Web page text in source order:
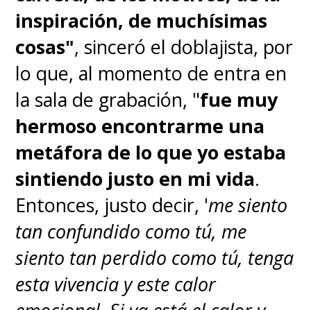
inspiración, de muchísimas
cosas", sinceró el doblajista, por
lo que, al momento de entra en
la sala de grabación, "fue muy
hermoso encontrarme una
metáfora de lo que yo estaba
sintiendo justo en mi vida.
Entonces, justo decir, 'me siento
tan confundido como tú, me
siento tan perdido como tú, tenga
esta vivencia y este calor